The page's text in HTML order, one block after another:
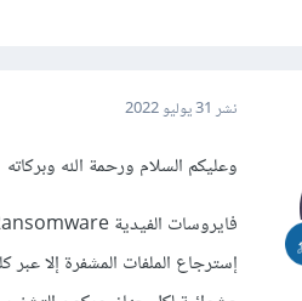
نشر 31 يوليو 2022
وعليكم السلام ورحمة الله وبركاته
إسترجاع الملفات المشفرة إلا